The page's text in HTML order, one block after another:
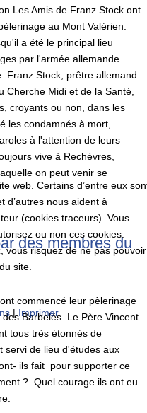
Les Amis de Franz Stock ont
au Mont Valérien.
a été le principal lieu
par l'armée allemande
Franz Stock, prêtre allemand
Cherche Midi et de la Santé,
croyants ou non, dans les
les condamnés à mort,
à l'attention de leurs
vive à Rechèvres,
on peut venir se
des membres du
commencé leur pèlerinage
Barbelés. Le Père Vincent
tous très étonnés de
servi de lieu d'études aux
ils fait pour supporter ce
? Quel courage ils ont eu
web. Certains d’entre eux
d’autres nous aident à
(cookies traceurs). Vous
ou non ces cookies.
vous risquez de ne pas pouvoir
site.
| Imprimer